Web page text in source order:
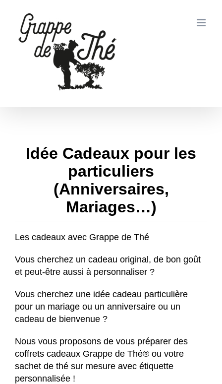
contenu
Idée Cadeaux pour les
particuliers
(Anniversaires,
Mariages…)
Les cadeaux avec Grappe de Thé
Vous cherchez un cadeau original, de bon goût
et peut-être aussi à personnaliser ?
Vous cherchez une idée cadeau particulière
pour un mariage ou un anniversaire ou un
cadeau de bienvenue ?
Nous vous proposons de vous préparer des
coffrets cadeaux Grappe de Thé® ou votre
sachet de thé sur mesure avec étiquette
personnalisée !